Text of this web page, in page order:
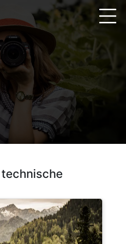
technische